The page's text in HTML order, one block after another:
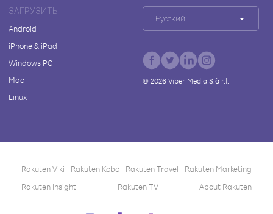
ЗАГРУЗИТЬ
Android
iPhone & iPad
Windows PC
Mac
Linux
Русский
© 2026Viber Media S.à r.l.
Rakuten Viki Rakuten Kobo Rakuten Travel
Rakuten Marketing
Rakuten Insight
Rakuten TV About Rakuten